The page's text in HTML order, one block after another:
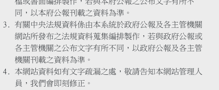
同，以本府公報刊載之資料為準。
有關中央法規資料係由本系統於政府公報及各主管機關
網站所發布之法規資料蒐集編排製作，若與政府公報或
各主管機關之公布文字有所不同，以政府公報及各主管
機關刊載之資料為準。
本網站資料如有文字疏漏之處，敬請告知本網站管理人
員，我們會即刻修正。